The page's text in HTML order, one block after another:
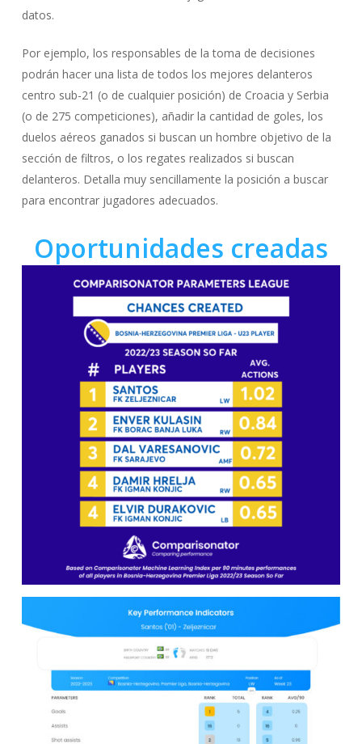
datos.
Por ejemplo, los responsables de la toma de decisiones
podrán hacer una lista de todos los mejores delanteros
centro sub-21 (o de cualquier posición) de Croacia y Serbia
(o de 275 competiciones), añadir la cantidad de goles, los
duelos aéreos ganados si buscan un hombre objetivo de la
sección de filtros, o los regates realizados si buscan
delanteros. Detalla muy sencillamente la posición a buscar
para encontrar jugadores adecuados.
Oportunidades creadas